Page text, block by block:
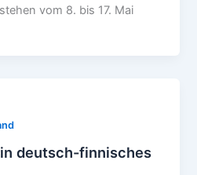
vom 8. bis 17. Mai
deutsch-finnisches